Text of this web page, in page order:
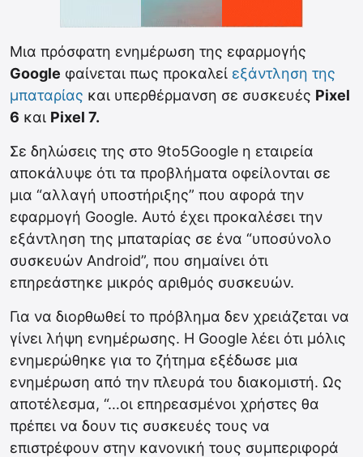
Μια πρόσφατη ενημέρωση της εφαρμογής
Google φαίνεται πως προκαλεί εξάντληση της
μπαταρίας και υπερθέρμανση σε συσκευές Pixel
6 και Pixel 7.
Σε δηλώσεις της στο 9to5Google η εταιρεία
αποκάλυψε ότι τα προβλήματα οφείλονται σε
μια “αλλαγή υποστήριξης” που αφορά την
εφαρμογή Google. Αυτό έχει προκαλέσει την
εξάντληση της μπαταρίας σε ένα “υποσύνολο
συσκευών Android”, που σημαίνει ότι
επηρεάστηκε μικρός αριθμός συσκευών.
Για να διορθωθεί το πρόβλημα δεν χρειάζεται να
γίνει λήψη ενημέρωσης. Η Google λέει ότι μόλις
ενημερώθηκε για το ζήτημα εξέδωσε μια
ενημέρωση από την πλευρά του διακομιστή. Ως
αποτέλεσμα, “…οι επηρεασμένοι χρήστες θα
πρέπει να δουν τις συσκευές τους να
επιστρέφουν στην κανονική τους συμπεριφορά